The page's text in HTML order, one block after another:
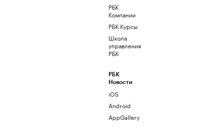
РБК
Компании
РБК Курсы
Школа
управления
РБК
РБК
Новости
iOS
Android
AppGallery